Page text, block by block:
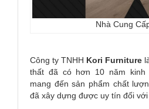
Nhà Cung
Công ty TNHH Kori Furniture
thất đã có hơn 10 năm kinh
mang đến sản phẩm chất
đã xây dựng được uy tín đối với